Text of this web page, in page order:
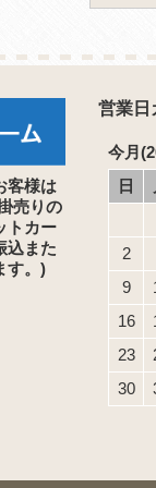
客様は
売りの
トカー
込また
す。)
営業日
今月
日
2
9
16
23
30